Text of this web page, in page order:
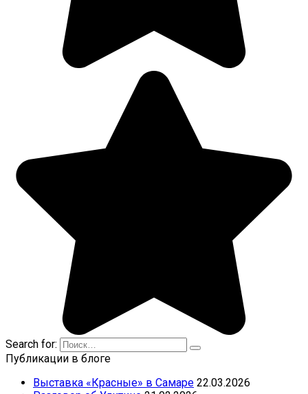
Search for:
Публикации в блоге
Выставка «Красные» в Самаре 22.03.2026